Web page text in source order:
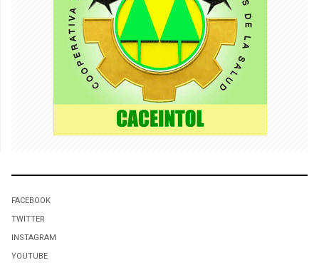
FACEBOOK
TWITTER
INSTAGRAM
YOUTUBE